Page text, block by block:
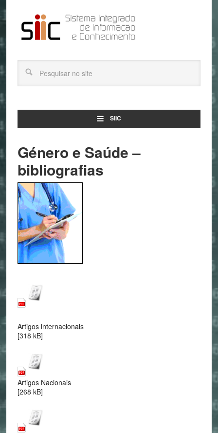
SIIC
Género e Saúde –
bibliografias
Artigos internacionais
[318 kB]
Artigos Nacionais
[268 kB]